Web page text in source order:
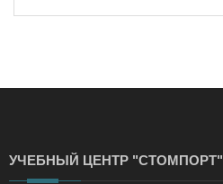
УЧЕБНЫЙ ЦЕНТР "СТОМПОРТ"